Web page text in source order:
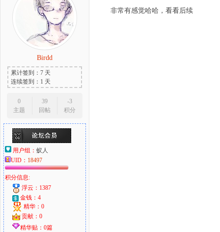
Birdd
累计签到：7 天
连续签到：1 天
0
主题
39
回帖
-3
积分
用户组： 蚁人
UID： 18497
积分信息:
浮云：1387
金钱：4
精华：0
贡献：0
精华贴：0篇
非常有感觉哈哈，看看后续